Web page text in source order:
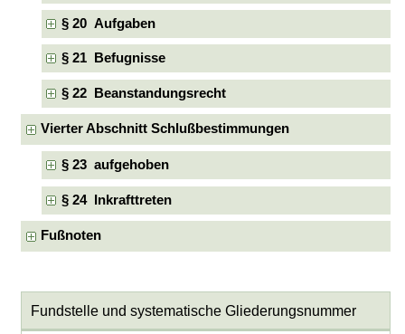
§ 20 Aufgaben
§ 21 Befugnisse
§ 22 Beanstandungsrecht
Vierter Abschnitt Schlußbestimmungen
§ 23 aufgehoben
§ 24 Inkrafttreten
Fußnoten
Fundstelle und systematische Gliederungsnummer